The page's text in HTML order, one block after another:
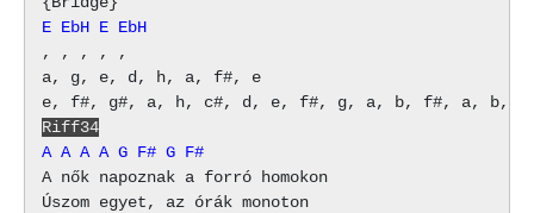
E EbH E EbH
, , , , ,
a, g, e, d, h, a, f#, e
Riff34
A A A A G F# G F#
A nők napoznak a forró homokon
Úszom egyet, az órák monoton